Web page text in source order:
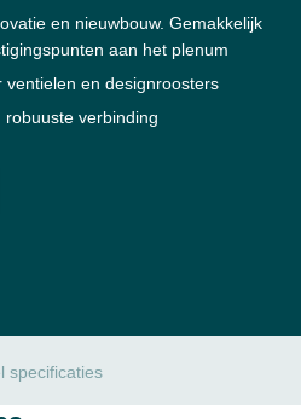
en nieuwbouw. Gemakkelijk
aan het plenum
ventielen en designroosters
verbinding
specificaties